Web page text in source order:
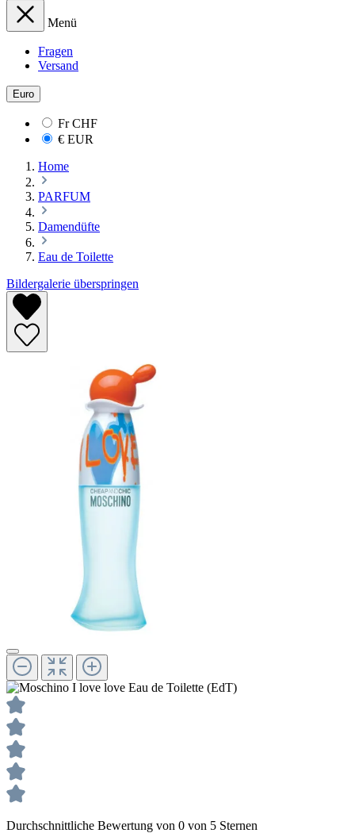
Menü
Fragen
Versand
Euro
FrCHF
€ EUR
Home
PARFUM
Damendüfte
Eau de Toilette
Bildergalerie überspringen
Durchschnittliche Bewertung von 0 von 5 Sternen